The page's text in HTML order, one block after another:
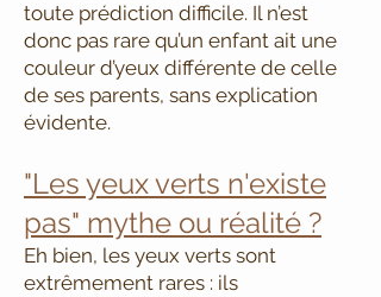
toute prédiction difficile. Il n’est
donc pas rare qu’un enfant ait une
couleur d’yeux différente de celle
de ses parents, sans explication
évidente.
"Les yeux verts n'existe
pas" mythe ou réalité ?
Eh bien, les yeux verts sont
extrêmement rares : ils